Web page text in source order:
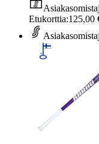
Etukorttia:125,00